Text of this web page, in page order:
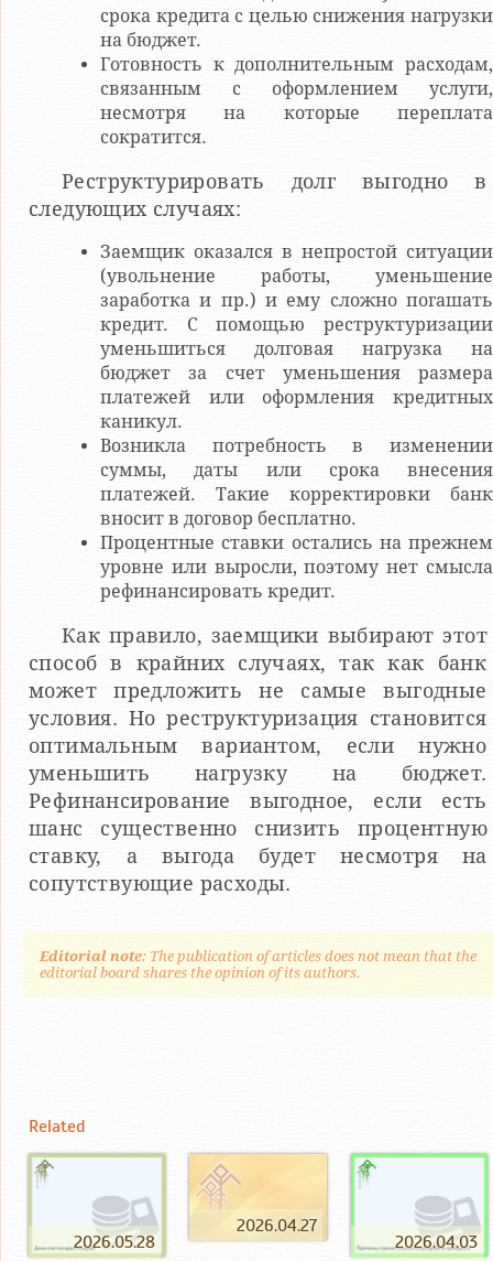
срока кредита с целью снижения нагрузки
на бюджет.
Готовность к дополнительным расходам,
связанным с оформлением услуги,
несмотря на которые переплата
сократится.
Реструктурировать долг выгодно в
следующих случаях:
Заемщик оказался в непростой ситуации
(увольнение работы, уменьшение
заработка и пр.) и ему сложно погашать
кредит. С помощью реструктуризации
уменьшиться долговая нагрузка на
бюджет за счет уменьшения размера
платежей или оформления кредитных
каникул.
Возникла потребность в изменении
суммы, даты или срока внесения
платежей. Такие корректировки банк
вносит в договор бесплатно.
Процентные ставки остались на прежнем
уровне или выросли, поэтому нет смысла
рефинансировать кредит.
Как правило, заемщики выбирают этот
способ в крайних случаях, так как банк
может предложить не самые выгодные
условия. Но реструктуризация становится
оптимальным вариантом, если нужно
уменьшить нагрузку на бюджет.
Рефинансирование выгодное, если есть
шанс существенно снизить процентную
ставку, а выгода будет несмотря на
сопутствующие расходы.
Editorial note: The publication of articles does not mean that the
editorial board shares the opinion of its authors.
Related
2026.05.28
2026.04.27
2026.04.03